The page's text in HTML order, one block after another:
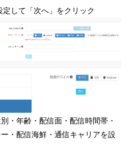
して「次へ」をクリック
・年齢・配信面・配信時間帯・
・配信海鮮・通信キャリアを設